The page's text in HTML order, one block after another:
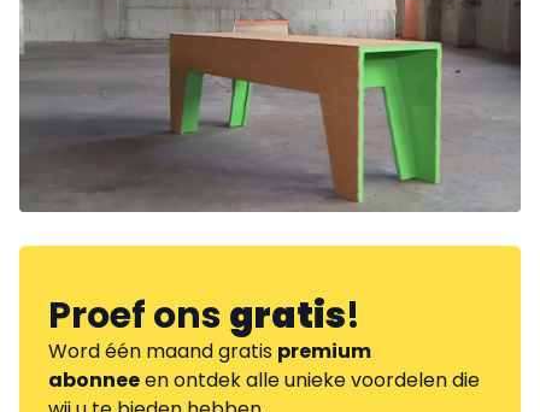
Proef onsgratis!
Word één maand gratis premium
abonneeen ontdek alle unieke voordelen die